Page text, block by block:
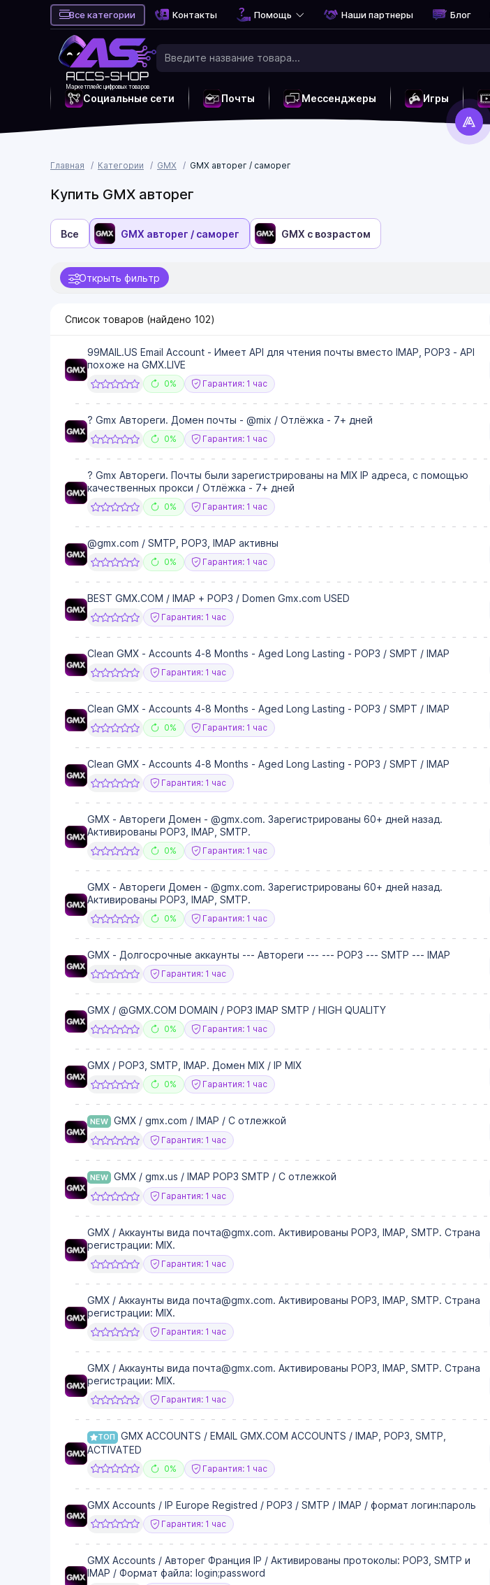
Все категории Контакты Помощь Наши партнеры Блог
Маркетплейс цифровых товаров
Социальные сети Почты Мессенджеры Игры
Главная Категории GMX GMX авторег / саморег
Купить GMX авторег
Все GMX авторег / саморег GMX с возрастом
Открыть фильтр
Список товаров (найдено 102)
99MAIL.US Email Account - Имеет API для чтения почты вместо IMAP, POP3 - API
похоже на GMX.LIVE
0% Гарантия: 1 час
? Gmx Автореги. Домен почты - @mix / Отлёжка - 7+ дней
0% Гарантия: 1 час
? Gmx Автореги. Почты были зарегистрированы на MIX IP адреса, с помощью
качественных прокси / Отлёжка - 7+ дней
0% Гарантия: 1 час
@gmx.com / SMTP, POP3, IMAP активны
0% Гарантия: 1 час
BEST GMX.COM / IMAP + POP3 / Domen Gmx.com USED
Гарантия: 1 час
Clean GMX - Accounts 4-8 Months - Aged Long Lasting - POP3 / SMPT / IMAP
Гарантия: 1 час
Clean GMX - Accounts 4-8 Months - Aged Long Lasting - POP3 / SMPT / IMAP
0% Гарантия: 1 час
Clean GMX - Accounts 4-8 Months - Aged Long Lasting - POP3 / SMPT / IMAP
Гарантия: 1 час
GMX - Автореги Домен - @gmx.com. Зарегистрированы 60+ дней назад.
Активированы POP3, IMAP, SMTP.
0% Гарантия: 1 час
GMX - Автореги Домен - @gmx.com. Зарегистрированы 60+ дней назад.
Активированы POP3, IMAP, SMTP.
0% Гарантия: 1 час
GMX - Долгосрочные аккаунты --- Автореги --- --- POP3 --- SMTP --- IMAP
Гарантия: 1 час
GMX / @GMX.COM DOMAIN / POP3 IMAP SMTP / HIGH QUALITY
0% Гарантия: 1 час
GMX / POP3, SMTP, IMAP. Домен MIX / IP MIX
0% Гарантия: 1 час
NEW GMX / gmx.com / IMAP / С отлежкой
Гарантия: 1 час
NEW GMX / gmx.us / IMAP POP3 SMTP / С отлежкой
Гарантия: 1 час
GMX / Аккаунты вида почта@gmx.com. Активированы POP3, IMAP, SMTP. Страна
регистрации: MIX.
Гарантия: 1 час
GMX / Аккаунты вида почта@gmx.com. Активированы POP3, IMAP, SMTP. Страна
регистрации: MIX.
Гарантия: 1 час
GMX / Аккаунты вида почта@gmx.com. Активированы POP3, IMAP, SMTP. Страна
регистрации: MIX.
Гарантия: 1 час
ТОП
GMX ACCOUNTS / EMAIL GMX.COM ACCOUNTS / IMAP, POP3, SMTP,
ACTIVATED
0% Гарантия: 1 час
GMX Accounts / IP Europe Registred / POP3 / SMTP / IMAP / формат логин:пароль
Гарантия: 1 час
GMX Accounts / Авторег Франция IP / Активированы протоколы: POP3, SMTP и
IMAP / Формат файла: login;password